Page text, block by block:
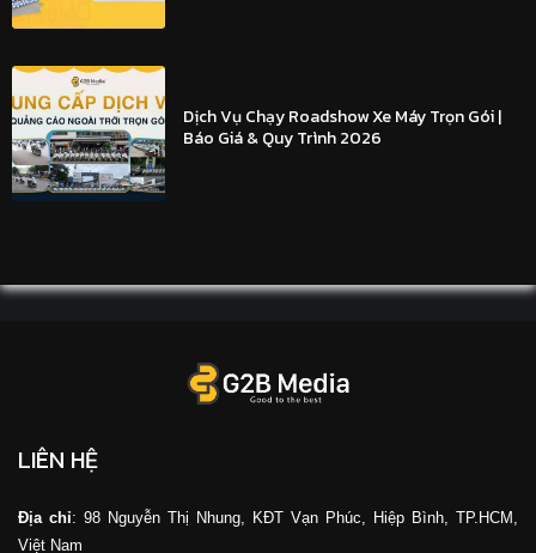
Dịch Vụ Chạy Roadshow Xe Máy Trọn Gói |
Báo Giá & Quy Trình 2026
LIÊN HỆ
Địa chỉ: 98 Nguyễn Thị Nhung, KĐT Vạn Phúc, Hiệp Bình, TP.HCM,
Việt Nam